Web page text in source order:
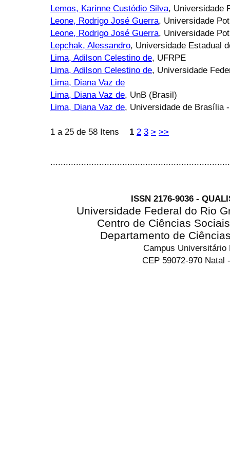
Lemos, Karinne Custódio Silva, Universidade
Leone, Rodrigo José Guerra, Universidade
Leone, Rodrigo José Guerra, Universidade
Lepchak, Alessandro, Universidade Estadual
Lima, Adilson Celestino de, UFRPE
Lima, Adilson Celestino de, Universidade
Lima, Diana Vaz de
Lima, Diana Vaz de, UnB (Brasil)
Lima, Diana Vaz de, Universidade de Brasília
1 a 25 de 58 Itens 1 2 3 > >>
ISSN 2176-9036 -
Universidade Federal do Rio
Centro de Ciências
Departamento de
Campus Universitário
CEP 59072-970 Natal